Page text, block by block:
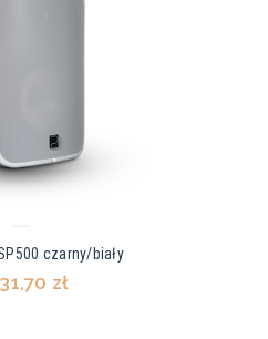
czarny/biały
zł